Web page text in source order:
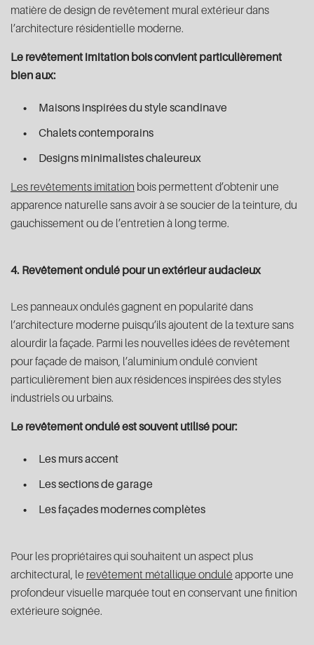
matière de design de revêtement mural extérieur dans
l’architecture résidentielle moderne.
Le revêtement imitation bois convient particulièrement
bien aux:
Maisons inspirées du style scandinave
Chalets contemporains
Designs minimalistes chaleureux
Les revêtements imitation bois permettent d’obtenir une
apparence naturelle sans avoir à se soucier de la teinture, du
gauchissement ou de l’entretien à long terme.
4. Revêtement ondulé pour un extérieur audacieux
Les panneaux ondulés gagnent en popularité dans
l’architecture moderne puisqu’ils ajoutent de la texture sans
alourdir la façade. Parmi les nouvelles idées de revêtement
pour façade de maison, l’aluminium ondulé convient
particulièrement bien aux résidences inspirées des styles
industriels ou urbains.
Le revêtement ondulé est souvent utilisé pour:
Les murs accent
Les sections de garage
Les façades modernes complètes
Pour les propriétaires qui souhaitent un aspect plus
architectural, le revêtement métallique ondulé apporte une
profondeur visuelle marquée tout en conservant une finition
extérieure soignée.